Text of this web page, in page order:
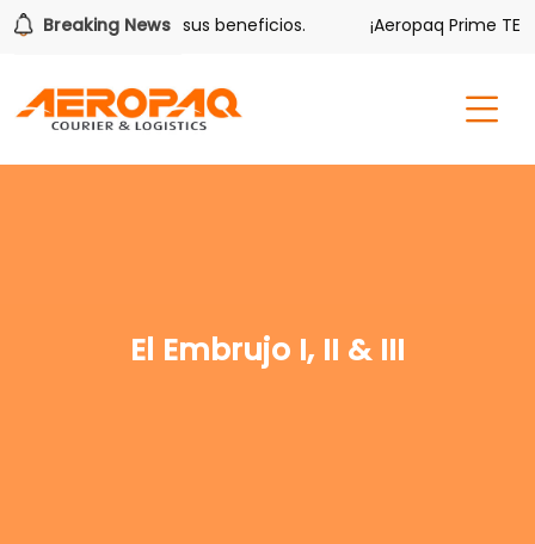
Breaking News
también tiene sus beneficios. ¡Aeropaq Prime TE
El Embrujo I, II & III